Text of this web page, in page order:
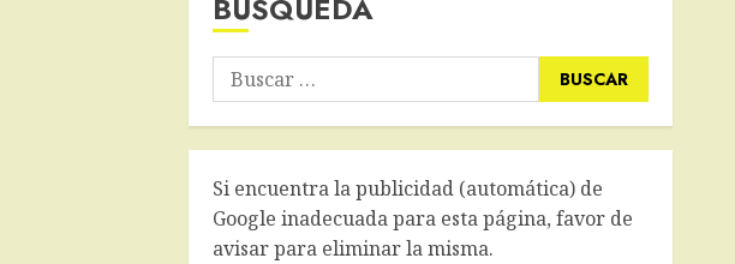
BÚSQUEDA
Buscar:
Si encuentra la publicidad (automática) de
Google inadecuada para esta página, favor de
avisar para eliminar la misma.